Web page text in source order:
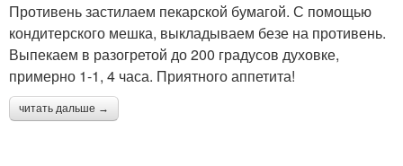
Противень застилаем пекарской бумагой. С помощью
кондитерского мешка, выкладываем безе на противень.
Выпекаем в разогретой до 200 градусов духовке,
примерно 1-1, 4 часа. Приятного аппетита!
читать дальше →